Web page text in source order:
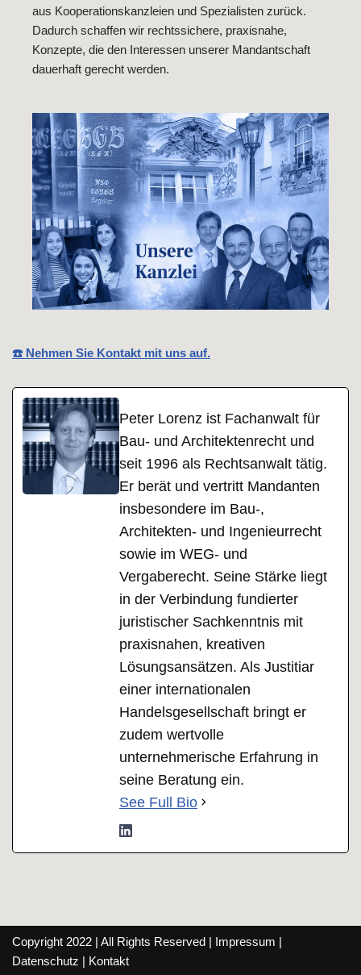
aus Kooperationskanzleien und Spezialisten zurück.
Dadurch schaffen wir rechtssichere, praxisnahe,
Konzepte, die den Interessen unserer Mandantschaft
dauerhaft gerecht werden.
☎️ Nehmen Sie Kontakt mit uns auf.
Peter Lorenz ist Fachanwalt für
Bau- und Architektenrecht und
seit 1996 als Rechtsanwalt tätig.
Er berät und vertritt Mandanten
insbesondere im Bau-,
Architekten- und Ingenieurrecht
sowie im WEG- und
Vergaberecht. Seine Stärke liegt
in der Verbindung fundierter
juristischer Sachkenntnis mit
praxisnahen, kreativen
Lösungsansätzen. Als Justitiar
einer internationalen
Handelsgesellschaft bringt er
zudem wertvolle
unternehmerische Erfahrung in
seine Beratung ein.
See Full Bio
Copyright 2022 | All Rights Reserved | Impressum |
Datenschutz | Kontakt